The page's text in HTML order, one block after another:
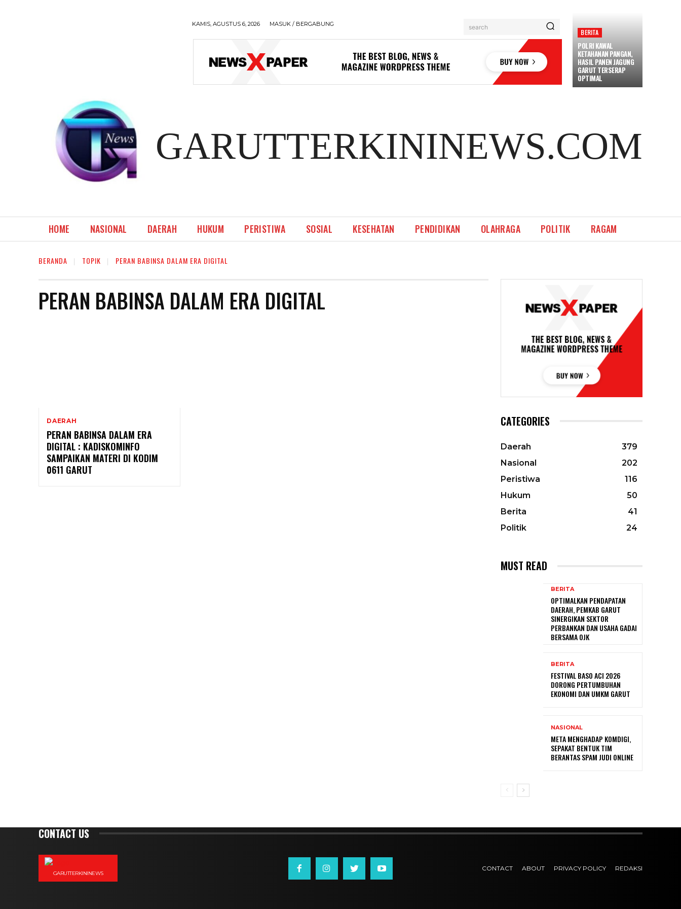
KAMIS, AGUSTUS 6, 2026 MASUK / BERGABUNG search
BERITA
POLRI KAWAL
KETAHANAN PANGAN,
HASIL PANEN JAGUNG
GARUT TERSERAP
OPTIMAL
GARUTTERKININEWS.COM
HOME NASIONAL DAERAH HUKUM PERISTIWA SOSIAL KESEHATAN PENDIDIKAN OLAHRAGA POLITIK RAGAM
BERANDA TOPIK PERAN BABINSA DALAM ERA DIGITAL
PERAN BABINSA DALAM ERA DIGITAL
DAERAH
PERAN BABINSA DALAM ERA
DIGITAL : KADISKOMINFO
SAMPAIKAN MATERI DI KODIM
0611 GARUT
CATEGORIES
Daerah
379
Nasional
202
Peristiwa
116
Hukum
50
Berita
41
Politik
24
MUST READ
BERITA
OPTIMALKAN PENDAPATAN
DAERAH, PEMKAB GARUT
SINERGIKAN SEKTOR
PERBANKAN DAN USAHA GADAI
BERSAMA OJK
BERITA
FESTIVAL BASO ACI 2026
DORONG PERTUMBUHAN
EKONOMI DAN UMKM GARUT
NASIONAL
META MENGHADAP KOMDIGI,
SEPAKAT BENTUK TIM
BERANTAS SPAM JUDI ONLINE
CONTACT US
GARUTTERKININEWS
CONTACT ABOUT PRIVACY POLICY REDAKSI